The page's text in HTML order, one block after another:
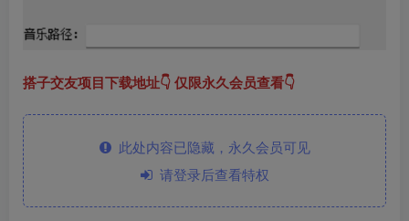
搭子交友项目下载地址👇 仅限永久会员查看👇
此处内容已隐藏，永久会员可见
请登录后查看特权